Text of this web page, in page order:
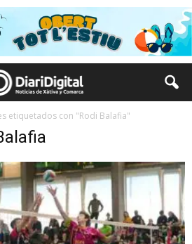
etiquetados con "Rodi Balafia"